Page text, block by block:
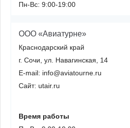
Пн-Вс: 9:00-19:00
ООО «Авиатурне»
Краснодарский край
г. Сочи, ул. Навагинская, 14
E-mail: info@aviatourne.ru
Сайт: utair.ru
Время работы